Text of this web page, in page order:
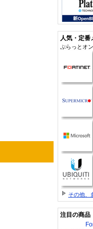
人気・定番
ぷらっとオ
その他、
注目の商品